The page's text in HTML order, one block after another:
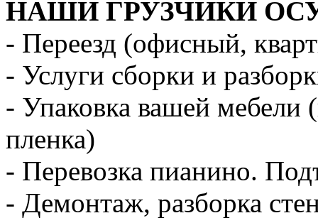
НАШИ ГРУЗЧИКИ
- Переезд (офисный,
- Услуги сборки и
- Упаковка вашей мебели
пленка)
- Перевозка пианино.
- Демонтаж, разборка